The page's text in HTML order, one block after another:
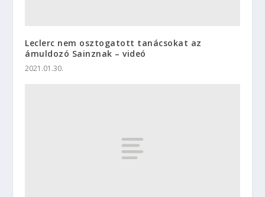
Leclerc nem osztogatott tanácsokat az
ámuldozó Sainznak – videó
2021.01.30.